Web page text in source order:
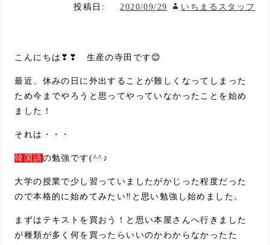
投稿日: 2020/09/29 いちまるスタッフ
こんにちは❣❣ 生産の寺田です😊
最近、休みの日に外出することが難しくなってしまった
ため今までやろうと思ってやっていなかったことを始め
ました！
それは・・・
韓国語の勉強です(^^♪
大学の授業で少し習っていましたがかじった程度だった
ので本格的に始めてみたい‼と思い勉強し始めました。
まずはテキストを買おう！と思い本屋さんへ行きました
が種類が多く何を買ったらいいのかわからなかったた